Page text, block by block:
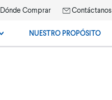
Dónde Comprar Contáctanos
NUESTRO PROPÓSITO